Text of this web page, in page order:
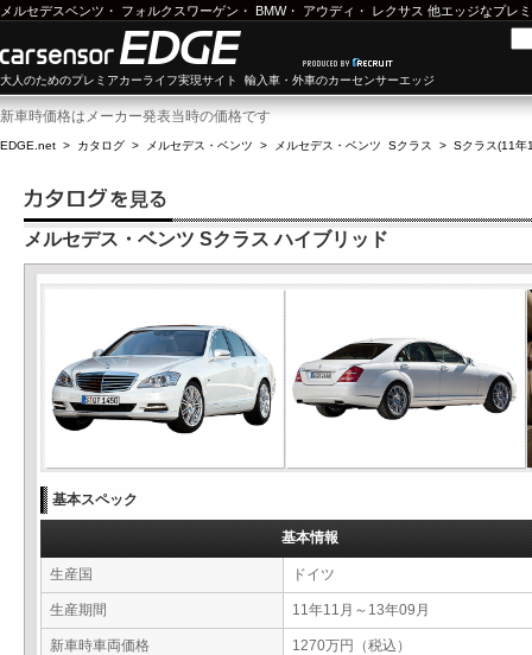
メルセデスベンツ ・ フォルクスワーゲン ・ BMW・ アウディ ・ レクサス 他エッジなプレ
大人のためのプレミアカーライフ実現サイト 輸入車・外車のカーセンサーエッジ
新車時価格はメーカー発表当時の価格です
EDGE.net > カタログ > メルセデス・ベンツ > メルセデス・ベンツ Sクラス > Sクラス(11年
メルセデス・ベンツ Sクラス ハイブリッド
基本スペック
基本情報
生産国 ドイツ
生産期間 11年11月～13年09月
新車時車両価格 1270万円（税込）